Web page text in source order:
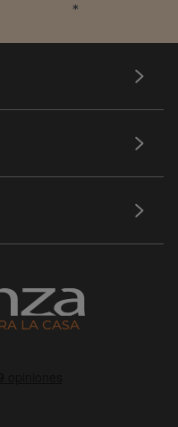
*
LA CASA